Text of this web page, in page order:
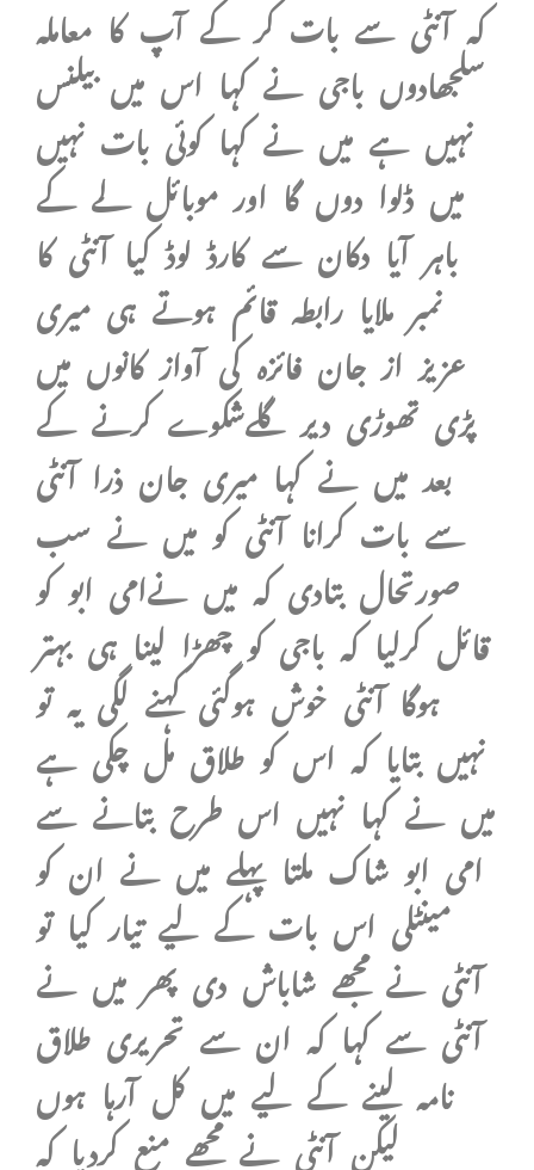
کہ آنٹی سے بات کر کے آپ کا معاملہ
سلجھادوں باجی نے کہا اس میں بیلنس
نہیں ہے میں نے کہا کوئی بات نہیں
میں ڈلوا دوں گا اور موبائل لے کے
باہر آیا دکان سے کارڈ لوڈ کیا آنٹی کا
نمبر ملایا رابطہ قائم ہوتے ہی میری
عزیز از جان فائزہ کی آواز کانوں میں
پڑی تھوڑی دیر گلےشکوے کرنے کے
بعد میں نے کہا میری جان ذرا آنٹی
سے بات کرانا آنٹی کو میں نے سب
صورتحال بتادی کہ میں نےامی ابو کو
قائل کرلیا کہ باجی کو چھڑا لینا ہی بہتر
ہوگا آنٹی خوش ہوگئی کہنے لگی یہ تو
نہیں بتایا کہ اس کو طلاق مل چکی ہے
میں نے کہا نہیں اس طرح بتانے سے
امی ابو شاک ملتا پہلے میں نے ان کو
مینٹلی اس بات کے لیے تیار کیا تو
آنٹی نے مجھے شاباش دی پھر میں نے
آنٹی سے کہا کہ ان سے تحریری طلاق
نامہ لینے کے لیے میں کل آرہا ہوں
لیکن آنٹی نے مجھے منع کردیا کہ